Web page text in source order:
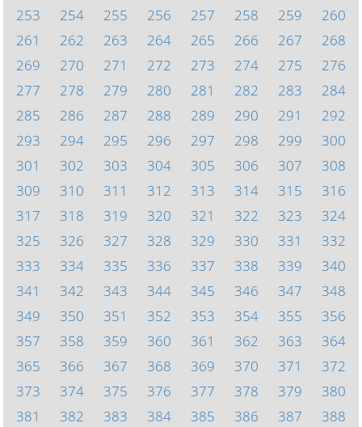
253
254 255 256 257 258 259
260
261
262 263 264 265 266 267
268
269
270 271 272 273 274 275
276
277
278 279 280 281 282 283
284
285
286 287 288 289 290 291
292
293
294 295 296 297 298 299
300
301
302 303 304 305 306 307
308
309
310 311 312 313 314 315
316
317
318 319 320 321 322 323
324
325
326 327 328 329 330 331
332
333
334 335 336 337 338 339
340
341
342 343 344 345 346 347
348
349
350 351 352 353 354 355
356
357
358 359 360 361 362 363
364
365
366 367 368 369 370 371
372
373
374 375 376 377 378 379
380
381
382 383 384 385 386 387 388